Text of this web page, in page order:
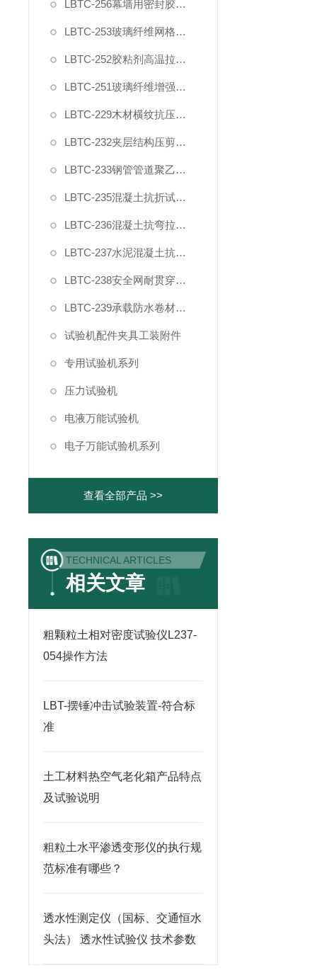
LBTC-256幕墙用密封胶剪切强度夹具
LBTC-253玻璃纤维网格布拉伸断裂强力试验夹具
LBTC-252胶粘剂高温拉伸剪切夹具
LBTC-251玻璃纤维增强水泥四点抗弯装置夹具
LBTC-229木材横纹抗压变形强度测量装置夹具
LBTC-232夹层结构压剪试验装置
LBTC-233钢管管道聚乙烯防腐层弯曲试验模具
LBTC-235混凝土抗折试验装置GBT50081
LBTC-236混凝土抗弯拉试验装置JTGE30
LBTC-237水泥混凝土抗弯拉弹性模量试验装置
LBTC-238安全网耐贯穿测性能试验夹具棒
LBTC-239承载防水卷材剥离强度模具
试验机配件夹具工装附件
专用试验机系列
压力试验机
电液万能试验机
电子万能试验机系列
查看全部产品 >>
TECHNICAL ARTICLES
相关文章
粗颗粒土相对密度试验仪L237-
054操作方法
LBT-摆锤冲击试验装置-符合标
准
土工材料热空气老化箱产品特点
及试验说明
粗粒土水平渗透变形仪的执行规
范标准有哪些？
透水性测定仪（国标、交通恒水
头法） 透水性试验仪 技术参数